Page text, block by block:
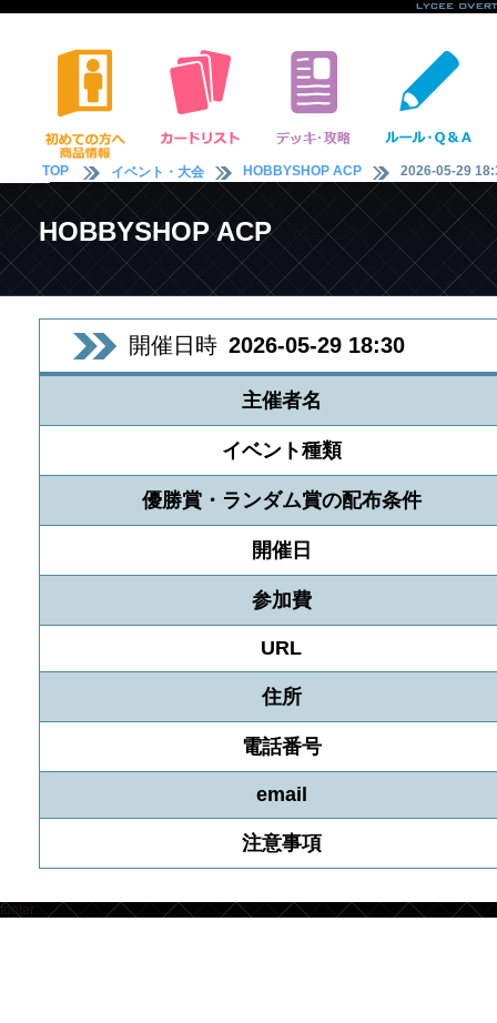
TOP イベント・大会 HOBBYSHOP ACP 2026-05-29
HOBBYSHOP ACP
開催日時 2026-05-29 18:30
主催者名
イベント種類
優勝賞・ランダム賞の配布条件
開催日
参加費
URL
住所
電話番号
email
注意事項
footer